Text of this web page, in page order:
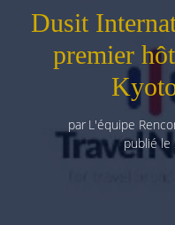
Dusit
premier
par L'équipe
publié le